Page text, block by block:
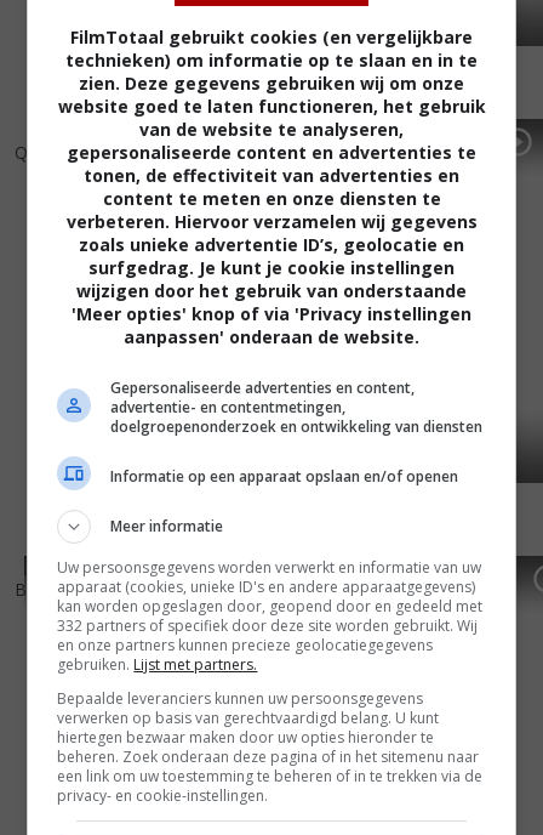
Quarantine (2008) 6,3
Fugitive Pieces (2007)
6,2
Battle in Seattle (2007) 6,5
Shooter (2007)
FilmTotaal gebruikt cookies (en vergelijkbare
technieken) om informatie op te slaan en in te
zien. Deze gegevens gebruiken wij om onze
website goed te laten functioneren, het gebruik
van de website te analyseren,
gepersonaliseerde content en advertenties te
tonen, de effectiviteit van advertenties en
content te meten en onze diensten te
verbeteren. Hiervoor verzamelen wij gegevens
zoals unieke advertentie ID’s, geolocatie en
surfgedrag. Je kunt je cookie instellingen
wijzigen door het gebruik van onderstaande
'Meer opties' knop of via 'Privacy instellingen
aanpassen' onderaan de website.
Gepersonaliseerde advertenties en content,
advertentie- en contentmetingen,
doelgroepenonderzoek en ontwikkeling van diensten
Informatie op een apparaat opslaan en/of openen
Meer informatie
Uw persoonsgegevens worden verwerkt en informatie van uw
apparaat (cookies, unieke ID's en andere apparaatgegevens)
kan worden opgeslagen door, geopend door en gedeeld met
332 partners of specifiek door deze site worden gebruikt. Wij
en onze partners kunnen precieze geolocatiegegevens
gebruiken. Lijst met partners.
Bepaalde leveranciers kunnen uw persoonsgegevens
verwerken op basis van gerechtvaardigd belang. U kunt
hiertegen bezwaar maken door uw opties hieronder te
beheren. Zoek onderaan deze pagina of in het sitemenu naar
een link om uw toestemming te beheren of in te trekken via de
privacy- en cookie-instellingen.